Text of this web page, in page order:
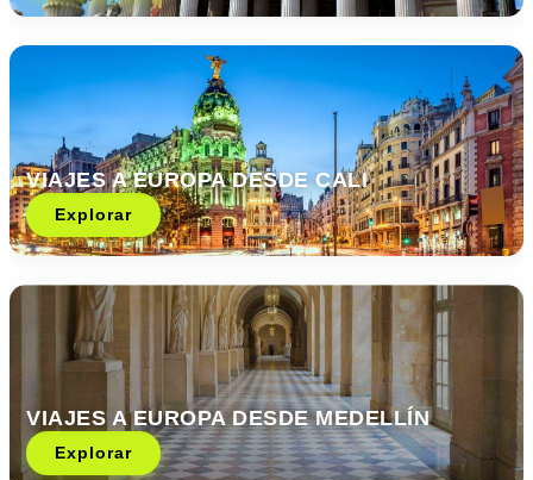
VIAJES A EUROPA DESDE CALI
Explorar
VIAJES A EUROPA DESDE MEDELLÍN
Explorar